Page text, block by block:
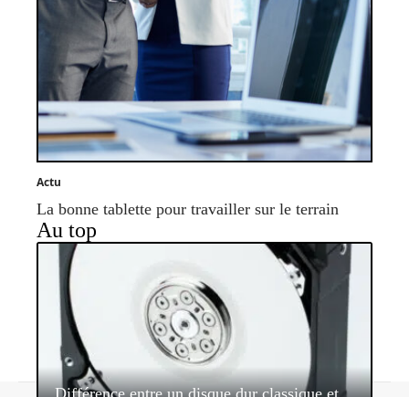
Actu
La bonne tablette pour travailler sur le terrain
Au top
Différence entre un disque dur classique et